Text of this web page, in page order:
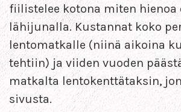
fiilistelee kotona miten
lähijunalla. Kustannat koko
lentomatkalle (niinä aikoina
tehtiin) ja viiden vuoden
matkalta lentokenttätaksin,
sivusta.